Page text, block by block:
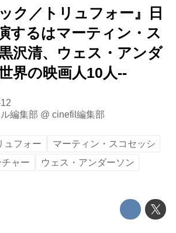
ク／トリュフォー』日
するはマーティン・ス
沢清、ウェス・アンダ
界の映画人10人--
編集部 @ cinefil編集部
ュフォー
マーティン・スコセッシ
ャー
ウェス・アンダーソン